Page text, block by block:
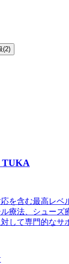
(2)
TUKA
を含む最高レベ
療法、シューズ
して専門的なサ